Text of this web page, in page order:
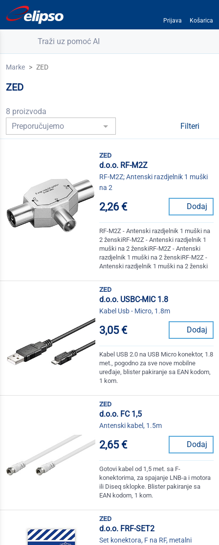
Prijava Košarica
Traži uz pomoć AI
Marke ZED
ZED
8 proizvoda
Filteri
zed
d.o.o. RF-M2Z
RF-M2Z; Antenski razdjelnik 1 muški
na 2
2,26 € Dodaj
RF-M2Z - Antenski razdjelnik 1 muški na
2 ženskiRF-M2Z - Antenski razdjelnik 1
muški na 2 ženskiRF-M2Z - Antenski
razdjelnik 1 muški na 2 ženskiRF-M2Z -
Antenski razdjelnik 1 muški na 2 ženski
zed
d.o.o. USBC-MIC 1.8
Kabel Usb - Micro, 1.8m
3,05 € Dodaj
Kabel USB 2.0 na USB Micro konektor, 1.8
met., pogodno za sve nove mobilne
uređaje, blister pakiranje sa EAN kodom,
1 kom.
zed
d.o.o. FC 1,5
Antenski kabel, 1.5m
2,65 € Dodaj
Gotovi kabel od 1,5 met. sa F-
konektorima, za spajanje LNB-a i motora
ili Diseq sklopke. Blister pakiranje sa
EAN kodom, 1 kom.
zed
d.o.o. FRF-SET2
Set konektora, F na RF, metalni